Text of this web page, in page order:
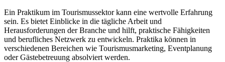
Ein Praktikum im Tourismussektor kann eine wertvolle Erfahrung
sein. Es bietet Einblicke in die tägliche Arbeit und
Herausforderungen der Branche und hilft, praktische Fähigkeiten
und berufliches Netzwerk zu entwickeln. Praktika können in
verschiedenen Bereichen wie Tourismusmarketing, Eventplanung
oder Gästebetreuung absolviert werden.